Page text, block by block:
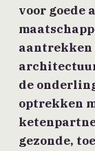
voor goede
aantrekken
de
optrekken
gezonde,